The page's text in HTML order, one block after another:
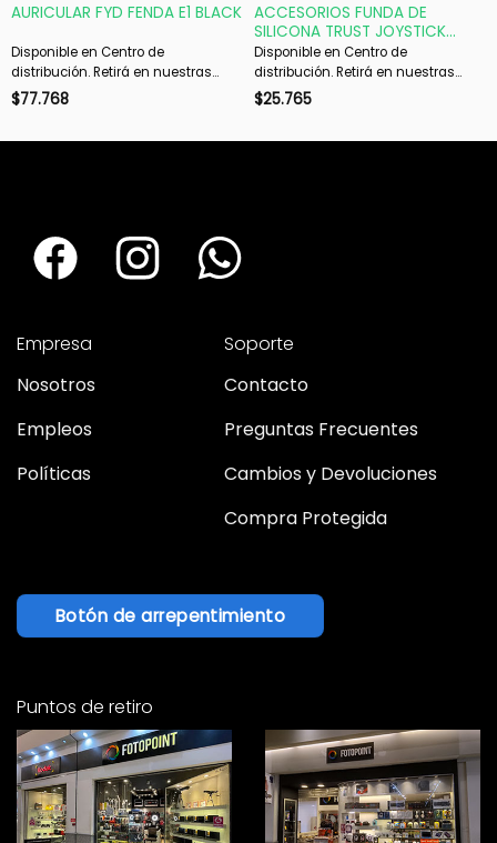
AURICULAR FYD FENDA E1 BLACK
Disponible en Centro de
distribución. Retirá en nuestras
sucursales en 48 hs hábiles. Si es
$77.768
ACCESORIOS FUNDA DE
SILICONA TRUST JOYSTICK
XBOX TRANS GXT749
Disponible en Centro de
distribución. Retirá en nuestras
sucursales en 48 hs hábiles. Si es
$25.765
Empresa
Nosotros
Empleos
Políticas
Soporte
Contacto
Preguntas Frecuentes
Cambios y Devoluciones
Compra Protegida
Botón de arrepentimiento
Puntos de retiro